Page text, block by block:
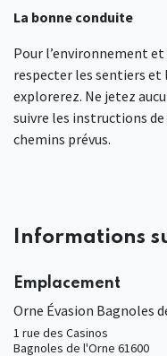
La bonne conduite
Pour l’environnement
respecter les sentiers et
explorerez. Ne jetez
suivre les instructions
chemins prévus.
Informations
Emplacement
Orne Évasion Bagnoles
1 rue des Casinos
Bagnoles de l'Orne 61600